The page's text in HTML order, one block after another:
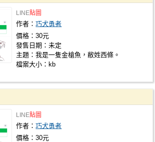
LINE貼圖
作者：巧犬勇者
價格：30元
發售日期：未定
主題：我是一隻金槍魚，敝姓西條。
檔案大小：kb
LINE貼圖
作者：巧犬勇者
價格：30元